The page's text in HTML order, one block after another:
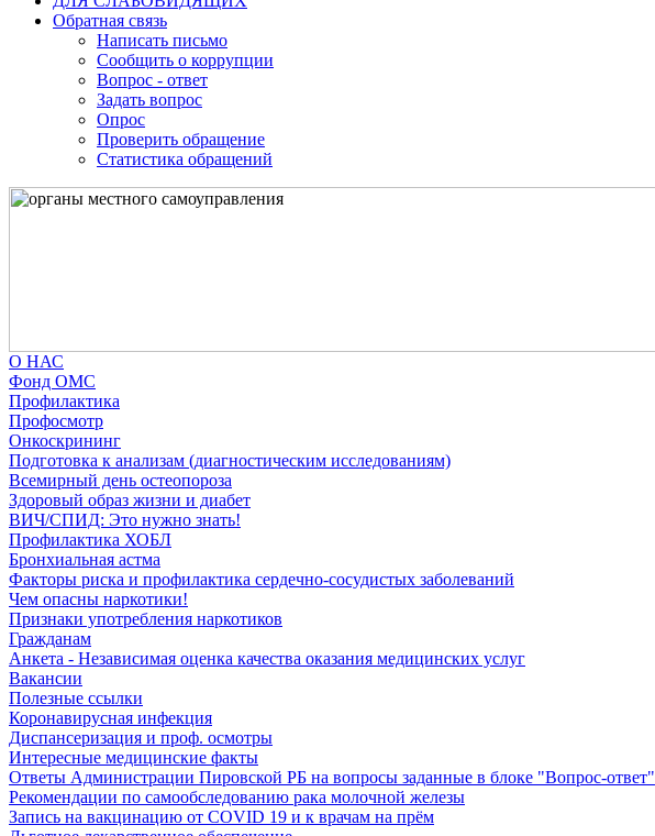
Обратная связь
Написать письмо
Сообщить о коррупции
Вопрос - ответ
Задать вопрос
Опрос
Проверить обращение
Статистика обращений
О НАС
Фонд ОМС
Профилактика
Профосмотр
Онкоскрининг
Подготовка к анализам (диагностическим исследованиям)
Всемирный день остеопороза
Здоровый образ жизни и диабет
ВИЧ/СПИД: Это нужно знать!
Профилактика ХОБЛ
Бронхиальная астма
Факторы риска и профилактика сердечно-сосудистых заболеваний
Чем опасны наркотики!
Признаки употребления наркотиков
Гражданам
Анкета - Независимая оценка качества оказания медицинских услуг
Вакансии
Полезные ссылки
Коронавирусная инфекция
Диспансеризация и проф. осмотры
Интересные медицинские факты
Ответы Администрации Пировской РБ на вопросы заданные в блоке "Вопрос-ответ"
Рекомендации по самообследованию рака молочной железы
Запись на вакцинацию от COVID 19 и к врачам на прём